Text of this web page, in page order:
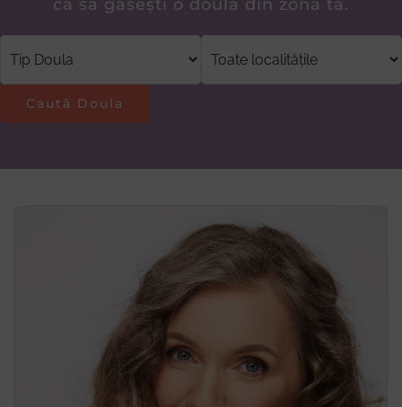
Donează
ca să găsești o doula din zona ta.
Caută Doula